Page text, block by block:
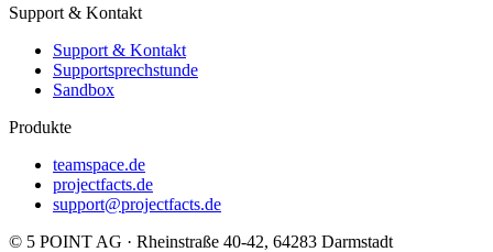
Support & Kontakt
Support & Kontakt
Supportsprechstunde
Sandbox
Produkte
teamspace.de
projectfacts.de
support@projectfacts.de
© 5 POINT AG · Rheinstraße 40-42, 64283 Darmstadt